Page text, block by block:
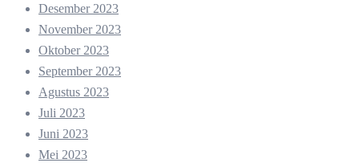
Desember 2023
November 2023
Oktober 2023
September 2023
Agustus 2023
Juli 2023
Juni 2023
Mei 2023